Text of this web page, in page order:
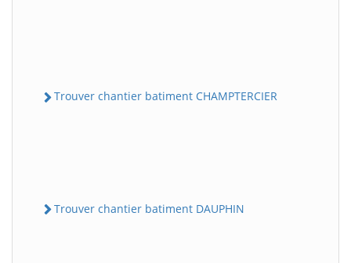
Trouver chantier batiment CHAMPTERCIER
Trouver chantier batiment DAUPHIN